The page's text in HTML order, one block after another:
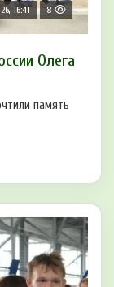
16:41 8
Олега
память